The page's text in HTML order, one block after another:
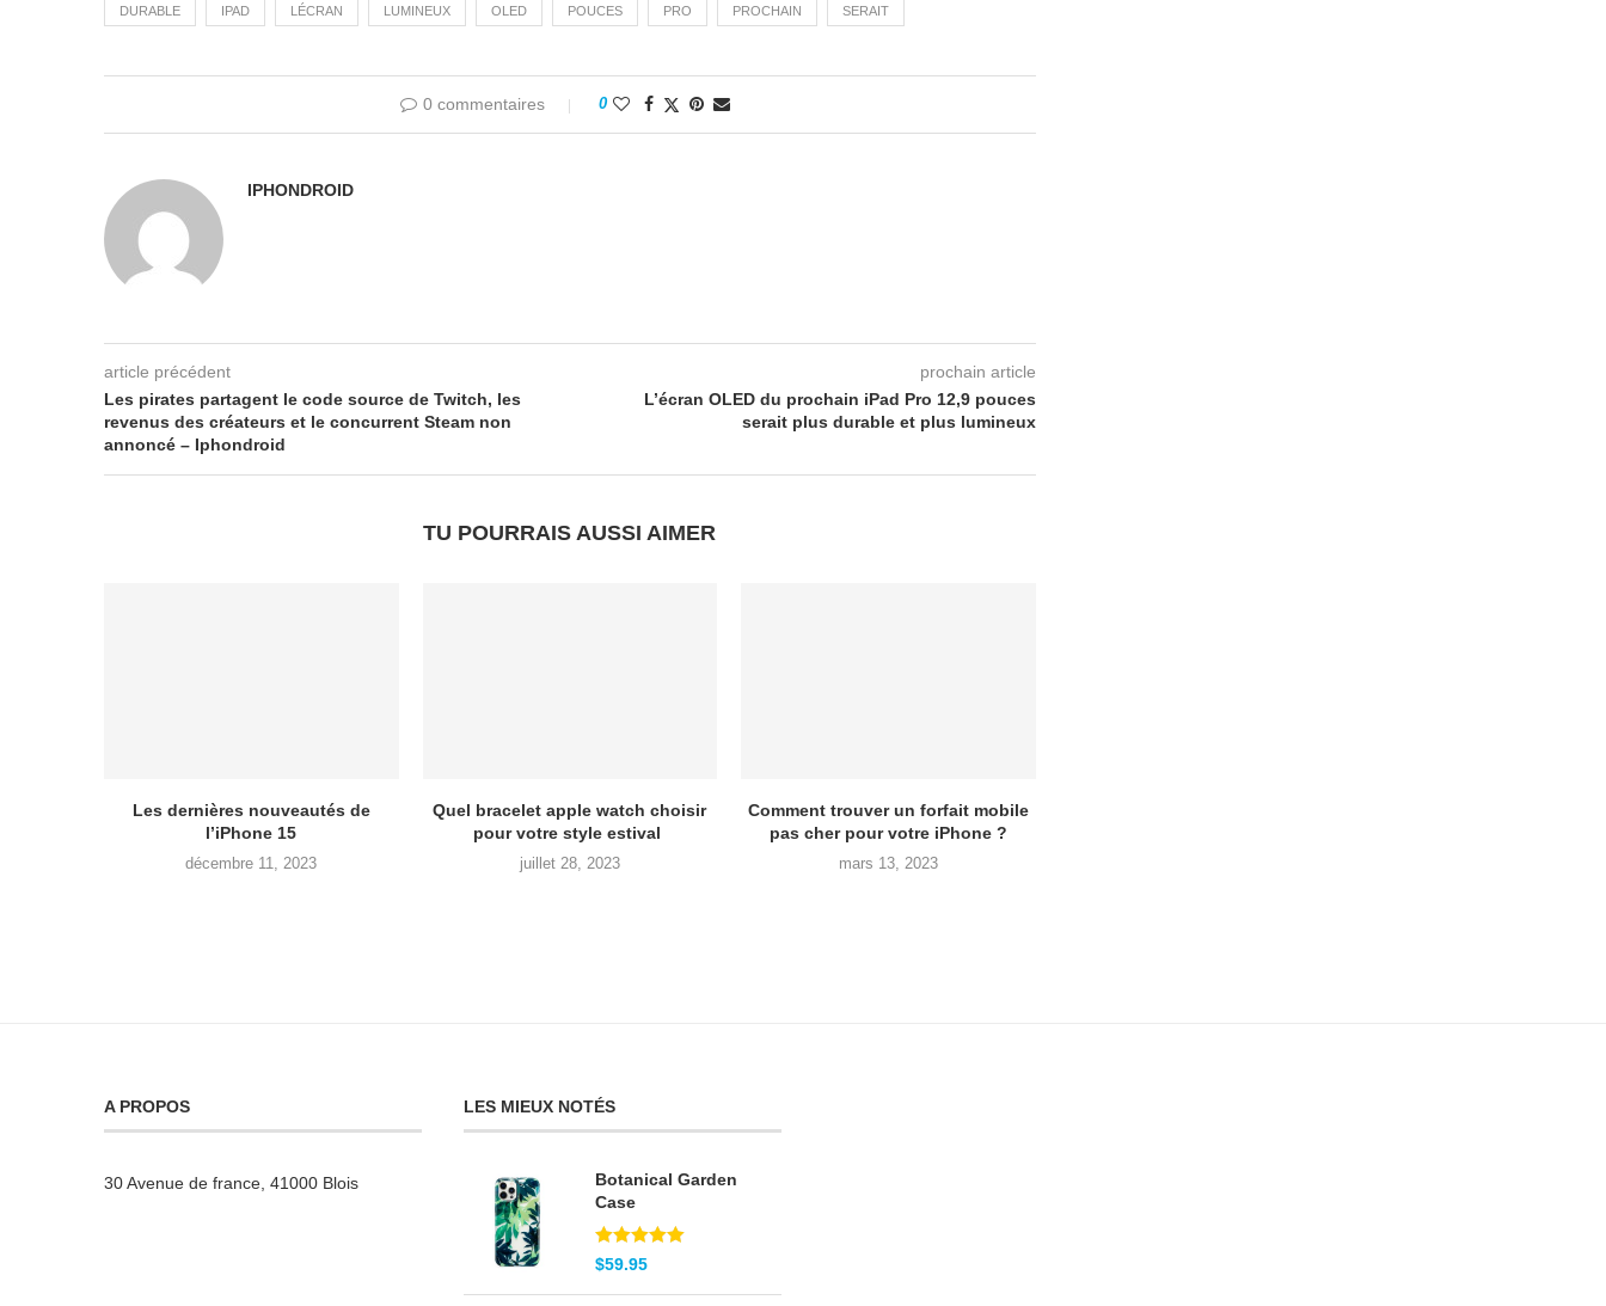
DURABLE IPAD LÉCRAN LUMINEUX OLED POUCES PRO PROCHAIN SERAIT
0 commentaires 0
IPHONDROID
article précédent
Les pirates partagent le code source de Twitch, les
revenus des créateurs et le concurrent Steam non
annoncé – Iphondroid
prochain article
L’écran OLED du prochain iPad Pro 12,9 pouces
serait plus durable et plus lumineux
TU POURRAIS AUSSI AIMER
Les dernières nouveautés de
l’iPhone 15
décembre 11, 2023
Quel bracelet apple watch choisir
pour votre style estival
juillet 28, 2023
Comment trouver un forfait mobile
pas cher pour votre iPhone ?
mars 13, 2023
A PROPOS
30 Avenue de france, 41000 Blois
LES MIEUX NOTÉS
Botanical Garden
Case
Note5.00
sur 5
$59.95